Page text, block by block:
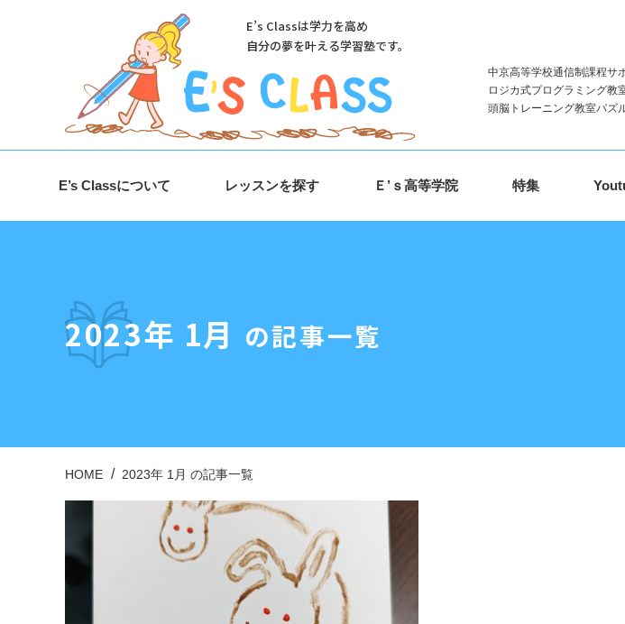
E’s Classは学力を高め
自分の夢を叶える学習塾です。
中京高等学校通信制課程サ
ロジカ式プログラミング教
頭脳トレーニング教室パズ
E’s Classについて レッスンを探す Ｅ’ｓ高等学院 特集
2023年 1月 の記事一覧
HOME 2023年 1月 の記事一覧